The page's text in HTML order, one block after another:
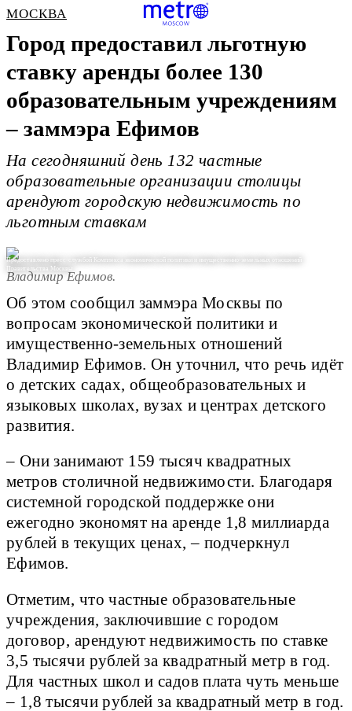
МОСКВА
Город предоставил льготную
ставку аренды более 130
образовательным учреждениям
– заммэра Ефимов
На сегодняшний день 132 частные
образовательные организации столицы
арендуют городскую недвижимость по
льготным ставкам
Предоставлено пресс-службой Комплекса экономической политики и имущественно-земельных отношений
Правительства Москвы
Владимир Ефимов.
Об этом сообщил заммэра Москвы по
вопросам экономической политики и
имущественно-земельных отношений
Владимир Ефимов. Он уточнил, что речь идёт
о детских садах, общеобразовательных и
языковых школах, вузах и центрах детского
развития.
– Они занимают 159 тысяч квадратных
метров столичной недвижимости. Благодаря
системной городской поддержке они
ежегодно экономят на аренде 1,8 миллиарда
рублей в текущих ценах, – подчеркнул
Ефимов.
Отметим, что частные образовательные
учреждения, заключившие с городом
договор, арендуют недвижимость по ставке
3,5 тысячи рублей за квадратный метр в год.
Для частных школ и садов плата чуть меньше
– 1,8 тысячи рублей за квадратный метр в год.